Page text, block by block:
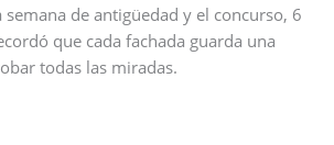
de antigüedad y el concurso, 6
que cada fachada guarda una
todas las miradas.